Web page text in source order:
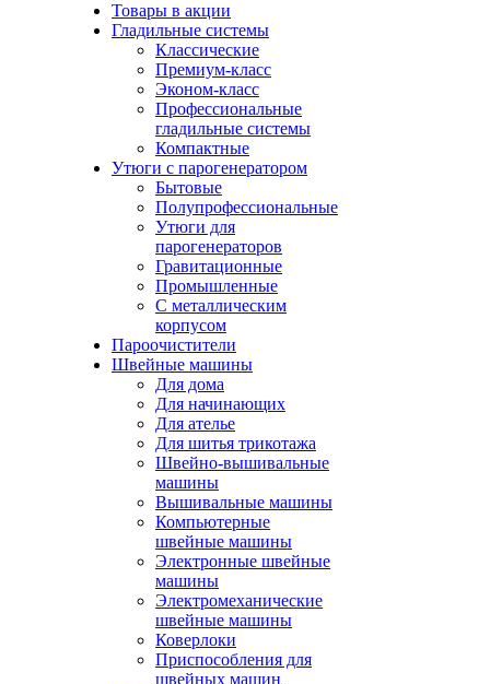
Товары в акции
Гладильные системы
Классические
Премиум-класс
Эконом-класс
Профессиональные
гладильные системы
Компактные
Утюги с парогенератором
Бытовые
Полупрофессиональные
Утюги для
парогенераторов
Гравитационные
Промышленные
С металлическим
корпусом
Пароочистители
Швейные машины
Для дома
Для начинающих
Для ателье
Для шитья трикотажа
Швейно-вышивальные
машины
Вышивальные машины
Компьютерные
швейные машины
Электронные швейные
машины
Электромеханические
швейные машины
Коверлоки
Приспособления для
швейных машин